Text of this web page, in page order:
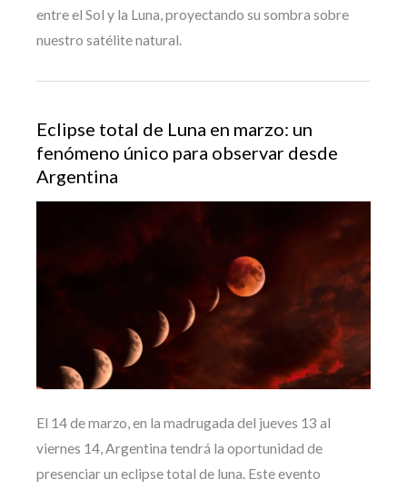
entre el Sol y la Luna, proyectando su sombra sobre
nuestro satélite natural.
Eclipse total de Luna en marzo: un
fenómeno único para observar desde
Argentina
El 14 de marzo, en la madrugada del jueves 13 al
viernes 14, Argentina tendrá la oportunidad de
presenciar un eclipse total de luna. Este evento